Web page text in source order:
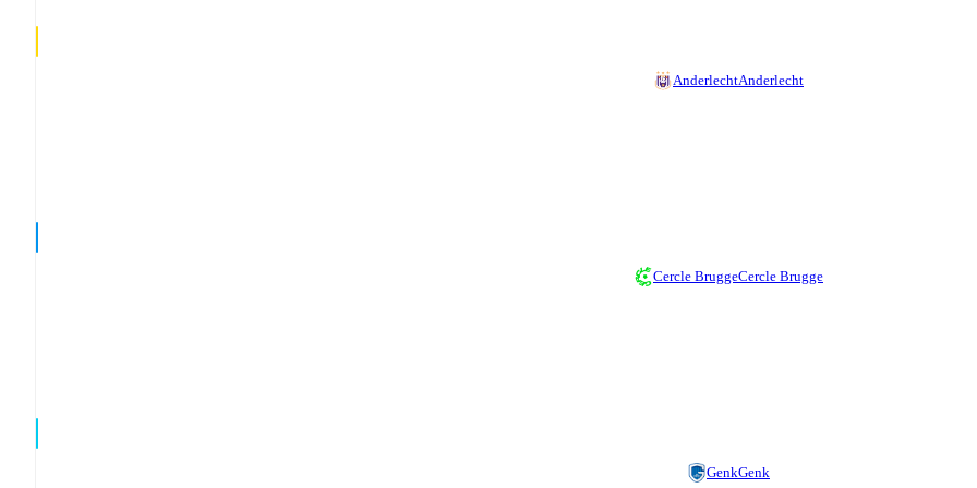
AnderlechtAnderlecht
Cercle BruggeCercle Brugge
GenkGenk